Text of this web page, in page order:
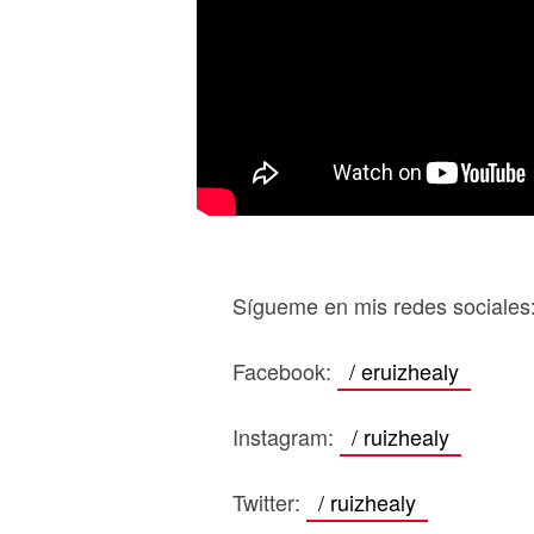
Sígueme en mis redes
Facebook: / eruizhealy
Instagram: / ruizhealy
Twitter: / ruizhealy